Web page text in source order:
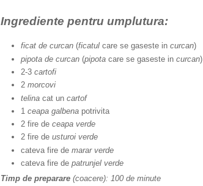
Ingrediente pentru umplutura:
ficat de curcan (ficatul care se gaseste in curcan)
pipota de curcan (pipota care se gaseste in curcan)
2-3 cartofi
2 morcovi
telina cat un cartof
1 ceapa galbena potrivita
2 fire de ceapa verde
2 fire de usturoi verde
cateva fire de marar verde
cateva fire de patrunjel verde
Timp de preparare (coacere): 100 de minute